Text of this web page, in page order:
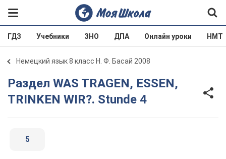
ГДЗ Учебники ЗНО ДПА Онлайн уроки НМТ
Немецкий язык 8 класс Н. Ф. Басай 2008
Раздел WAS TRAGEN, ESSEN,
TRINKEN WIR?. Stunde 4
5